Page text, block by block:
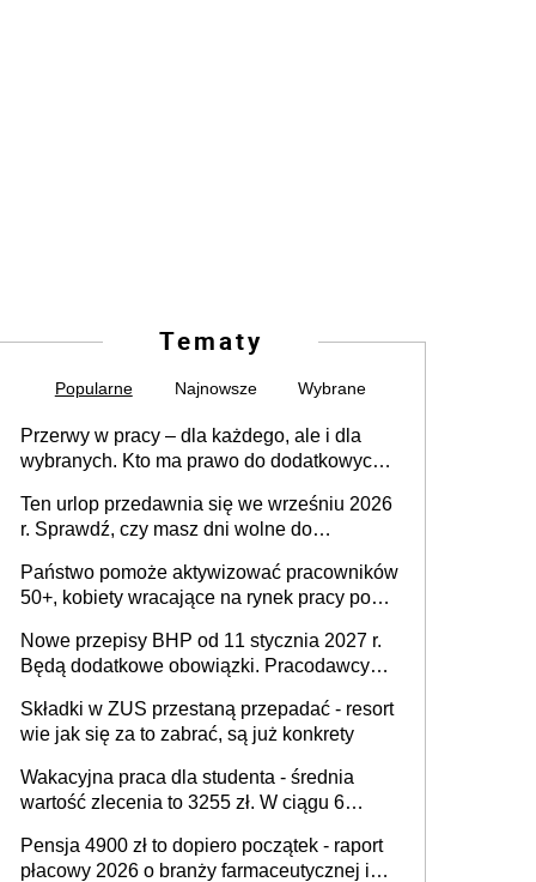
Tematy
Popularne Najnowsze Wybrane
Przerwy w pracy – dla każdego, ale i dla
wybranych. Kto ma prawo do dodatkowych
Ten urlop przedawnia się we wrześniu 2026
r. Sprawdź, czy masz dni wolne do
Państwo pomoże aktywizować pracowników
50+, kobiety wracające na rynek pracy po
osoby neuroatypowe. Powstanie Fundusz
na rzecz Inkluzywności w Zatrudnianiu?
Nowe przepisy BHP od 11 stycznia 2027 r.
Będą dodatkowe obowiązki. Pracodawcy
Składki w ZUS przestaną przepadać - resort
wie jak się za to zabrać, są już konkrety
Wakacyjna praca dla studenta - średnia
wartość zlecenia to 3255 zł. W ciągu 6
ponad 10,7 tys. zł
Pensja 4900 zł to dopiero początek - raport
płacowy 2026 o branży farmaceutycznej i